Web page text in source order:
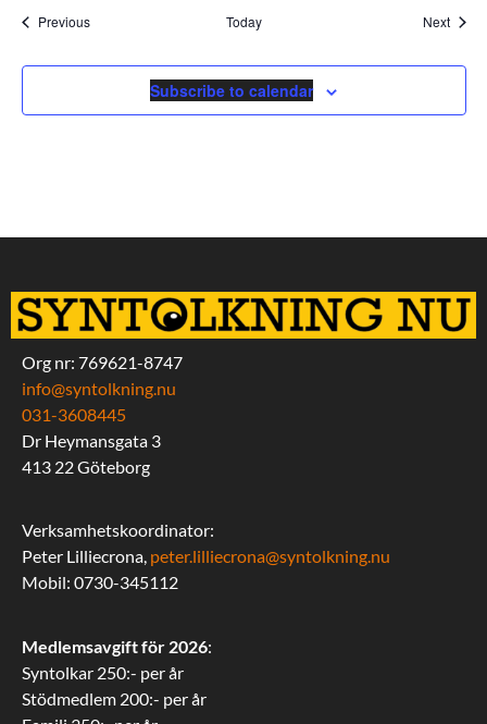
PreviousEvents Today Next
Subscribe to calendar
Org nr: 769621-8747
info@syntolkning.nu
031-3608445
Dr Heymansgata 3
413 22 Göteborg
Verksamhetskoordinator:
Peter Lilliecrona, peter.lilliecrona@syntolkning.nu
Mobil: 0730-345112
Medlemsavgift för 2026:
Syntolkar 250:- per år
Stödmedlem 200:- per år